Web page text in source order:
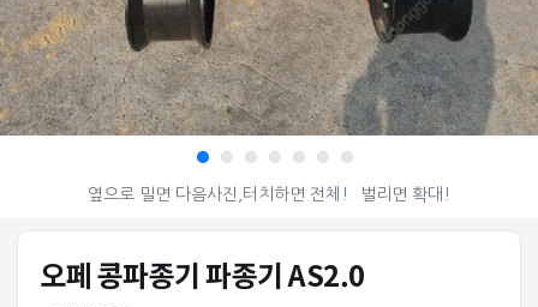
옆으로 밀면 다음사진,터치하면 전체! 벌리면 확대!
오페 콩파종기 파종기 AS2.0